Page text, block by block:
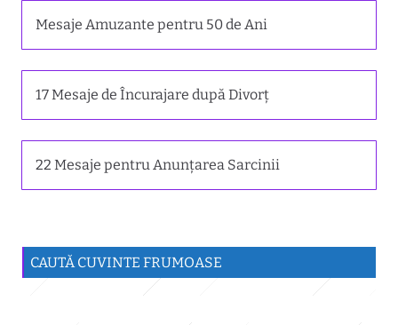
Mesaje Amuzante pentru 50 de Ani
17 Mesaje de Încurajare după Divorț
22 Mesaje pentru Anunțarea Sarcinii
CAUTĂ CUVINTE FRUMOASE